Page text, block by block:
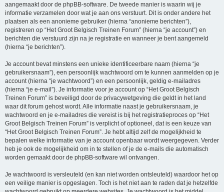
aangemaakt door de phpBB-software. De tweede manier is waarin wij je
informatie verzamelen door wat je aan ons verstuurt. Dit is onder andere het
plaatsen als een anonieme gebruiker (hierna “anonieme berichten”),
registreren op “Het Groot Belgisch Treinen Forum” (hierna “je account”) en
berichten die verstuurd zijn na je registratie en wanneer je bent aangemeld
(hierna “je berichten”).
Je account bevat minstens een unieke identificeerbare naam (hierna “je
gebruikersnaam”), een persoonlijk wachtwoord om te kunnen aanmelden op je
account (hierna “je wachtwoord”) en een persoonlijk, geldig e-mailadres
(hierna “je e-mail”). Je informatie voor je account op “Het Groot Belgisch
Treinen Forum” is beveiligd door de privacywetgeving die geldt in het land
waar dit forum gehost wordt. Alle informatie naast je gebruikersnaam, je
wachtwoord en je e-mailadres die vereist is bij het registratieproces op “Het
Groot Belgisch Treinen Forum” is verplicht of optioneel, dat is een keuze van
“Het Groot Belgisch Treinen Forum”. Je hebt altijd zelf de mogelijkheid te
bepalen welke informatie van je account openbaar wordt weergegeven. Verder
heb je ook de mogelijkheid om in te stellen of je de e-mails die automatisch
worden gemaakt door de phpBB-software wil ontvangen.
Je wachtwoord is versleuteld (en kan niet worden ontsleuteld) waardoor het op
een veilige manier is opgeslagen. Toch is het niet aan te raden dat je hetzelfde